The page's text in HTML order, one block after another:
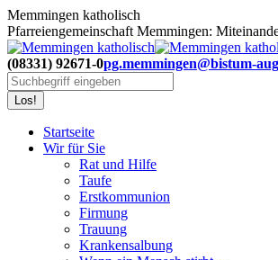
Zum
Inhalt
springen
Memmingen katholisch
Pfarreiengemeinschaft Memmingen:
(08331) 92671-0pg.memmingen@bistum-
Search:
Startseite
Wir für Sie
Rat und Hilfe
Taufe
Erstkommunion
Firmung
Trauung
Krankensalbung